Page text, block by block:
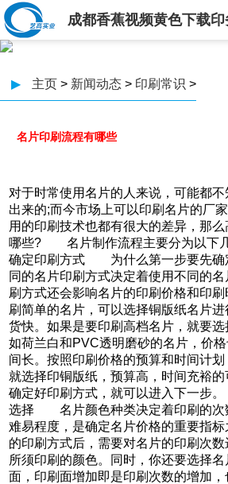
成都香蕉视频黄色下载印
▶ 主页 > 新闻动态 > 印刷常识 >
名片印刷流程有哪些
对于时常使用名片的人来说，可能
出来的;而今市场上可以印刷名片的厂家
用的印刷技术也都有很大的差异，那
哪些? 名片制作流程主要分为以下几个步
确定印刷方式 为什么第一步要先确
同的名片印刷方式决定着使用不同的名片
刷方式还会影响名片的印刷价格和印刷
刷简单的名片，可以选择铜版纸名片进
货快。如果是要印刷高档名片，就要选
如荷兰白和PVC透明磨砂的名片，价格
间长。按照印刷价格的预算和时间计划
就选择印铜版纸，预算高，时间充
确定好印刷方式，就可以进入下一步
选择 名片颜色种类决定着印刷的次数
难易程度，是确定名片价格的重要指标
的印刷方式后，需要对名片的印刷次
所须印刷的颜色。同时，你还要选
面，印刷面增加即是印刷次数的增加